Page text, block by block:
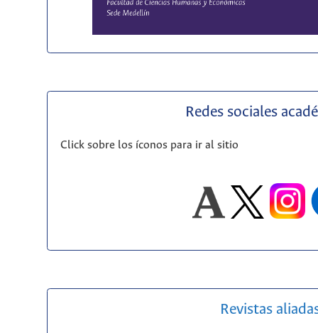
Redes sociales
Click sobre los íconos para ir al sitio
Revistas